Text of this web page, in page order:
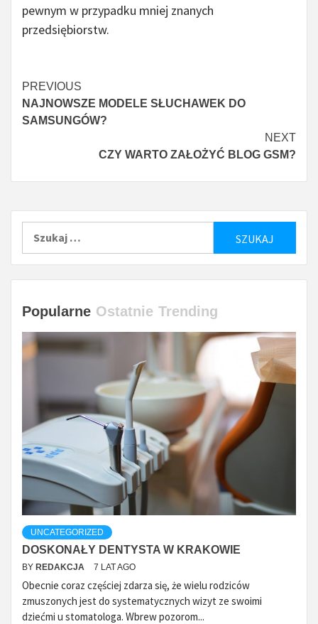
pewnym w przypadku mniej znanych
przedsiębiorstw.
Czytaj
więcej
PREVIOUS
NAJNOWSZE MODELE SŁUCHAWEK DO
SAMSUNGÓW?
NEXT
CZY WARTO ZAŁOŻYĆ BLOG GSM?
Popularne Ostatnie Trending
UNCATEGORIZED
DOSKONAŁY DENTYSTA W KRAKOWIE
BY REDAKCJA 7 LAT AGO
Obecnie coraz częściej zdarza się, że wielu rodziców
zmuszonych jest do systematycznych wizyt ze swoimi
dziećmi u stomatologa. Wbrew pozorom...